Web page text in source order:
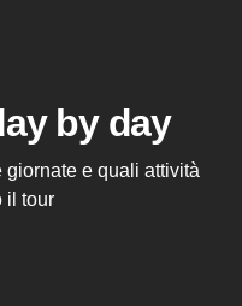
by day
e quali attività
il tour